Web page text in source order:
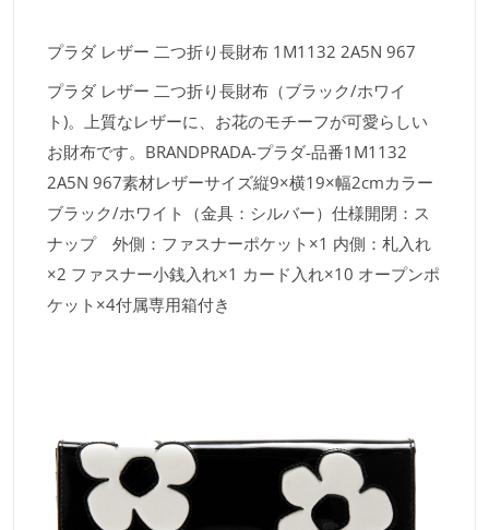
プラダ レザー 二つ折り長財布 1M1132 2A5N 967
プラダ レザー 二つ折り長財布（ブラック/ホワイ
ト)。上質なレザーに、お花のモチーフが可愛らしい
お財布です。BRANDPRADA-プラダ-品番1M1132
2A5N 967素材レザーサイズ縦9×横19×幅2cmカラー
ブラック/ホワイト（金具：シルバー）仕様開閉：ス
ナップ 外側：ファスナーポケット×1 内側：札入れ
×2 ファスナー小銭入れ×1 カード入れ×10 オープンポ
ケット×4付属専用箱付き